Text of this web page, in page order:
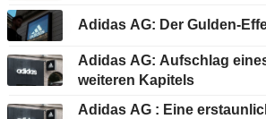
Adidas AG: Der Gulden-
Adidas AG: Aufschlag
weiteren Kapitels
Adidas AG : Eine